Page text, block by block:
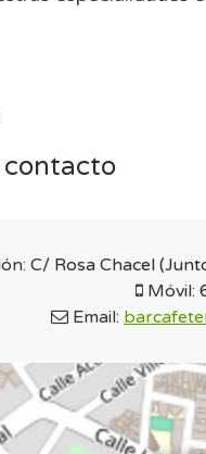
contacto
C/ Rosa Chacel
Móvil:
Email: